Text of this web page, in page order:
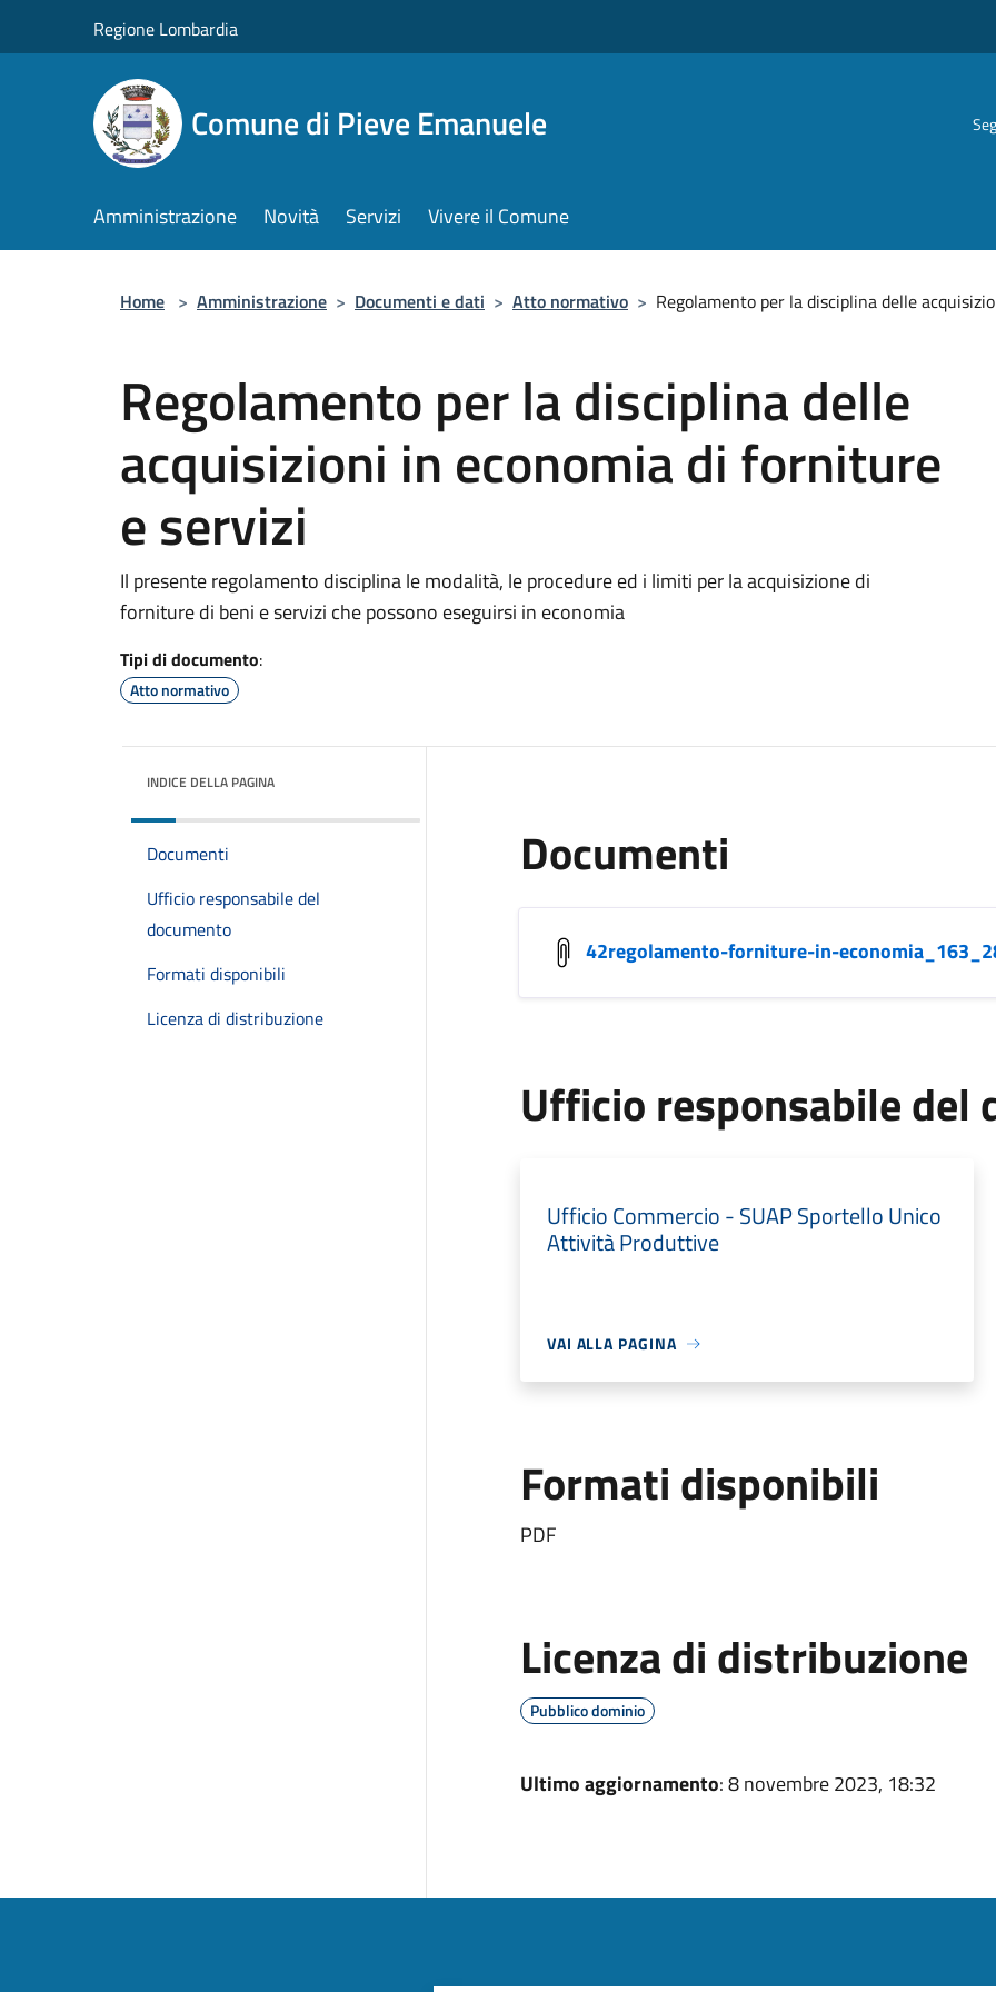
Regione Lombardia
Comune di Pieve Emanuele
Amministrazione Novità Servizi Vivere il Comune
Home > Amministrazione > Documenti e dati > Atto normativo > Regolamento per la disciplina delle
Regolamento per la disciplina delle
acquisizioni in economia di forniture
e servizi
Il presente regolamento disciplina le modalità, le procedure ed i limiti per la acquisizione di
forniture di beni e servizi che possono eseguirsi in economia
Tipi di documento:
Atto normativo
INDICE DELLA PAGINA
Documenti
Ufficio responsabile del
documento
Formati disponibili
Licenza di distribuzione
Documenti
42regolamento-forniture-in-
Ufficio responsabile del
Ufficio Commercio - SUAP Sportello Unico
Attività Produttive
VAI ALLA PAGINA
Formati disponibili
PDF
Licenza di distribuzione
Pubblico dominio
Ultimo aggiornamento: 8 novembre 2023, 18:32